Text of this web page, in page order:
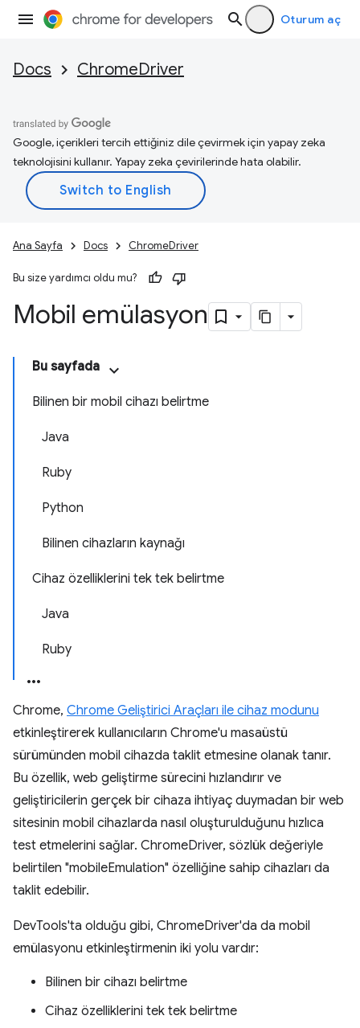
Oturum aç
Docs ChromeDriver
Google, içerikleri tercih ettiğiniz dile çevirmek için yapay zeka
teknolojisini kullanır. Yapay zeka çevirilerinde hata olabilir.
Ana Sayfa Docs ChromeDriver
Bu size yardımcı oldu mu?
Mobil emülasyon
Bu sayfada
Bilinen bir mobil cihazı belirtme
Java
Ruby
Python
Bilinen cihazların kaynağı
Cihaz özelliklerini tek tek belirtme
Java
Ruby
Chrome, Chrome Geliştirici Araçları ile cihaz modunu
etkinleştirerek kullanıcıların Chrome'u masaüstü
sürümünden mobil cihazda taklit etmesine olanak tanır.
Bu özellik, web geliştirme sürecini hızlandırır ve
geliştiricilerin gerçek bir cihaza ihtiyaç duymadan bir web
sitesinin mobil cihazlarda nasıl oluşturulduğunu hızlıca
test etmelerini sağlar. ChromeDriver, sözlük değeriyle
belirtilen "mobileEmulation" özelliğine sahip cihazları da
taklit edebilir.
DevTools'ta olduğu gibi, ChromeDriver'da da mobil
emülasyonu etkinleştirmenin iki yolu vardır:
Bilinen bir cihazı belirtme
Cihaz özelliklerini tek tek belirtme